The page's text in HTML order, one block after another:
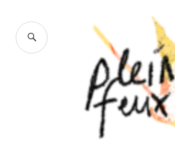
contenu
RECHERCHE